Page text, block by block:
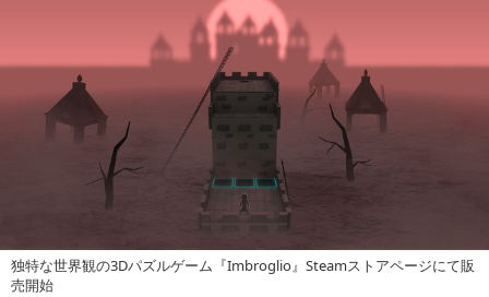
独特な世界観の3Dパズルゲーム『Imbroglio』Steamストアページにて販
売開始